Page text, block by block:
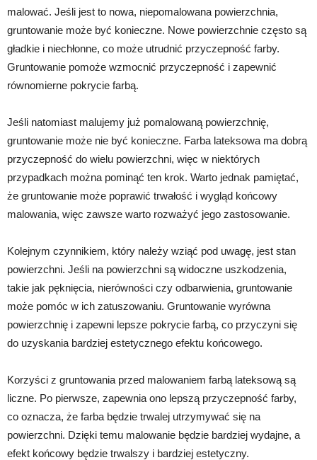
malować. Jeśli jest to nowa, niepomalowana powierzchnia,
gruntowanie może być konieczne. Nowe powierzchnie często są
gładkie i niechłonne, co może utrudnić przyczepność farby.
Gruntowanie pomoże wzmocnić przyczepność i zapewnić
równomierne pokrycie farbą.
Jeśli natomiast malujemy już pomalowaną powierzchnię,
gruntowanie może nie być konieczne. Farba lateksowa ma dobrą
przyczepność do wielu powierzchni, więc w niektórych
przypadkach można pominąć ten krok. Warto jednak pamiętać,
że gruntowanie może poprawić trwałość i wygląd końcowy
malowania, więc zawsze warto rozważyć jego zastosowanie.
Kolejnym czynnikiem, który należy wziąć pod uwagę, jest stan
powierzchni. Jeśli na powierzchni są widoczne uszkodzenia,
takie jak pęknięcia, nierówności czy odbarwienia, gruntowanie
może pomóc w ich zatuszowaniu. Gruntowanie wyrówna
powierzchnię i zapewni lepsze pokrycie farbą, co przyczyni się
do uzyskania bardziej estetycznego efektu końcowego.
Korzyści z gruntowania przed malowaniem farbą lateksową są
liczne. Po pierwsze, zapewnia ono lepszą przyczepność farby,
co oznacza, że farba będzie trwalej utrzymywać się na
powierzchni. Dzięki temu malowanie będzie bardziej wydajne, a
efekt końcowy będzie trwalszy i bardziej estetyczny.